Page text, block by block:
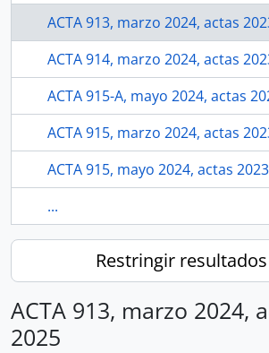
ACTA 913, marzo 2024, actas
ACTA 914, marzo 2024, actas
ACTA 915-A, mayo 2024, actas
ACTA 915, marzo 2024, actas
ACTA 915, mayo 2024, actas
...
Restringir
ACTA 913, marzo 2024,
2025